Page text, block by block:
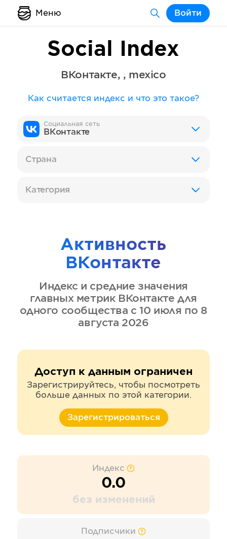
Меню Войти
Social Index
ВКонтакте, , mexico
Как считается индекс и что это такое?
Социальная сеть
ВКонтакте
Страна
Категория
Активность
ВКонтакте
Индекс и средние значения
главных метрик ВКонтакте для
одного сообщества с 10 июля по 8
августа 2026
Доступ к данным ограничен
Зарегистрируйтесь, чтобы посмотреть
больше данных по этой категории.
Зарегистрироваться
Индекс
0.0
без изменений
Подписчики